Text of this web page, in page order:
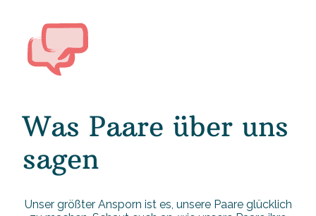
Was Paare über uns
sagen
Unser größter Ansporn ist es, unsere Paare glücklich